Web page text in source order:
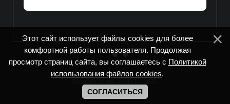
Этот сайт использует файлы cookies для более
комфортной работы пользователя. Продолжая
просмотр страниц сайта, вы соглашаетесь с Политикой
использования файлов cookies.
СОГЛАСИТЬСЯ